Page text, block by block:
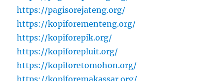
https://pagisorejateng.org/
https://kopiforementeng.org/
https://kopiforepik.org/
https://kopiforepluit.org/
https://kopiforetomohon.org/
https://kopiforemakassar.org/